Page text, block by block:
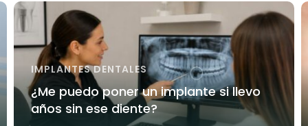
IMPLANTES DENTALES
¿Me puedo poner un implante si llevo
años sin ese diente?